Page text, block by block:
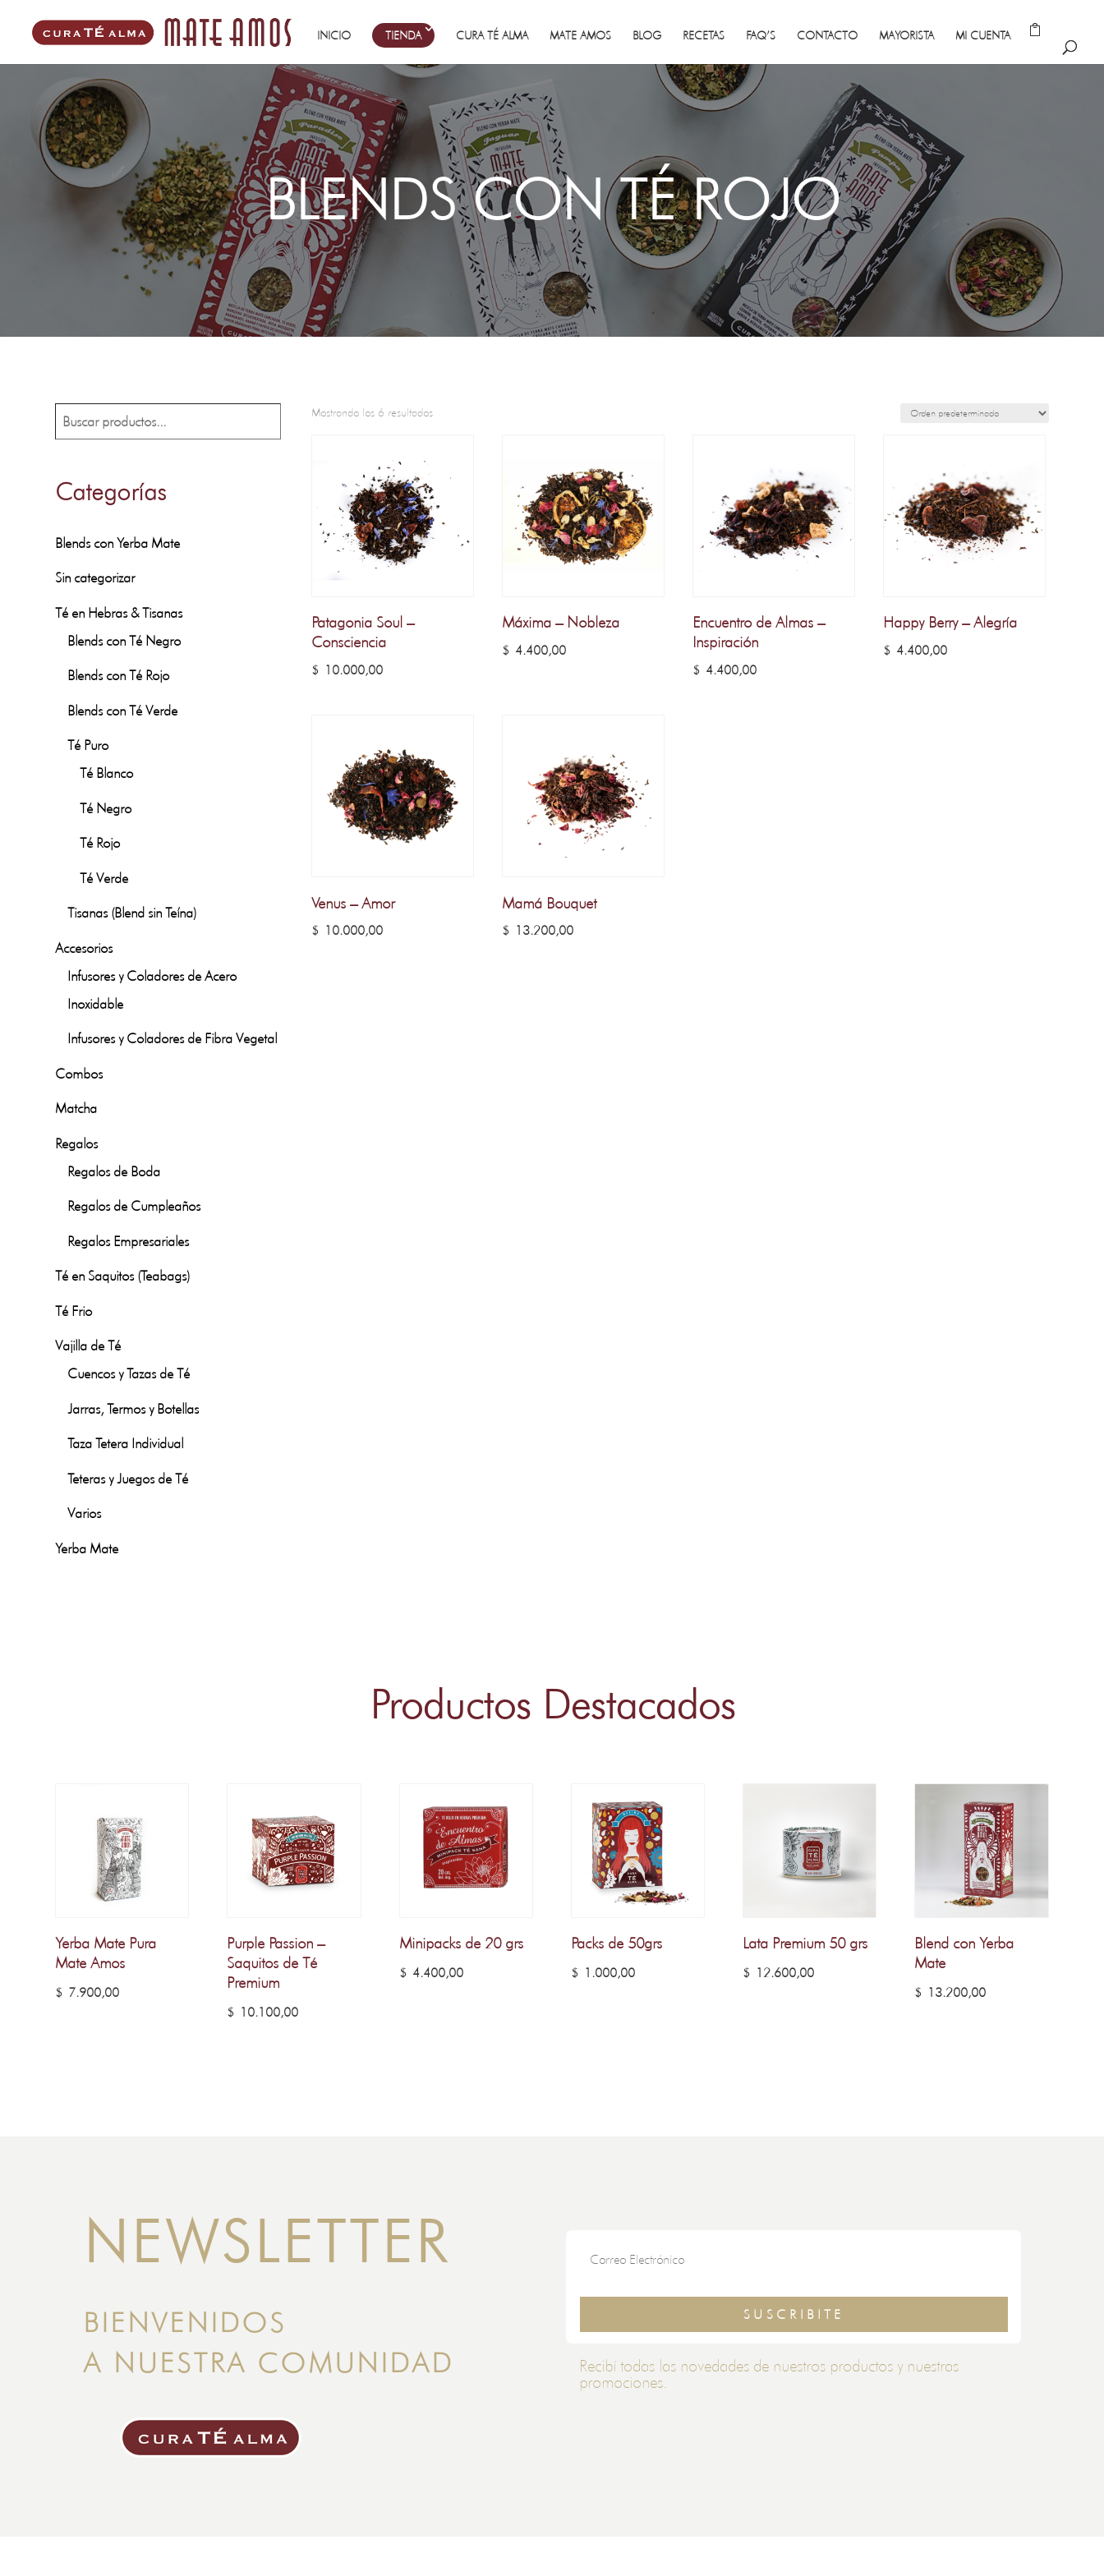
INICIO TIENDA CURA TÉ ALMA MATE AMOS BLOG RECETAS FAQ’S CONTACTO MAYORISTA MI CUENTA
BLENDS CON TÉ ROJO
Buscar
Categorías
Blends con Yerba Mate
Sin categorizar
Té en Hebras & Tisanas
Blends con Té Negro
Blends con Té Rojo
Blends con Té Verde
Té Puro
Té Blanco
Té Negro
Té Rojo
Té Verde
Tisanas (Blend sin Teína)
Accesorios
Infusores y Coladores de Acero
Inoxidable
Infusores y Coladores de Fibra Vegetal
Combos
Matcha
Regalos
Regalos de Boda
Regalos de Cumpleaños
Regalos Empresariales
Té en Saquitos (Teabags)
Té Frio
Vajilla de Té
Cuencos y Tazas de Té
Jarras, Termos y Botellas
Taza Tetera Individual
Teteras y Juegos de Té
Varios
Yerba Mate
Mostrando los 6 resultados
Patagonia Soul –
Consciencia
$10.000,00
Máxima – Nobleza
$4.400,00
Encuentro de Almas –
Inspiración
$4.400,00
Happy Berry – Alegría
$ 4.400,00
Venus – Amor
$10.000,00
Mamá Bouquet
$13.200,00
Productos Destacados
Yerba Mate Pura
Mate Amos
$ 7.900,00
Purple Passion –
Saquitos de Té
Premium
$ 10.100,00
Minipacks de 20 grs
$4.400,00
Packs de 50grs
$1.000,00
Lata Premium 50 grs
$ 12.600,00
Blend con Yerba
Mate
$ 13.200,00
NEWSLETTER
BIENVENIDOS
A NUESTRA COMUNIDAD
SUSCRIBITE
Recibí todas las novedades de nuestros productos y nuestras
promociones.